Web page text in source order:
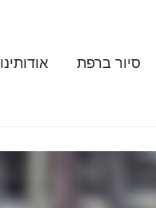
סיור ברפת אודותינו